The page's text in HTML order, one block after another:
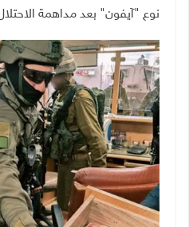
نوع "آيفون" بعد مداهمة